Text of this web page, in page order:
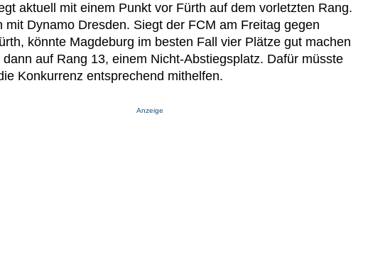
aktuell mit einem Punkt vor Fürth auf dem vorletzten Rang.
mit Dynamo Dresden. Siegt der FCM am Freitag gegen
könnte Magdeburg im besten Fall vier Plätze gut machen
dann auf Rang 13, einem Nicht-Abstiegsplatz. Dafür müsste
Konkurrenz entsprechend mithelfen.
Anzeige